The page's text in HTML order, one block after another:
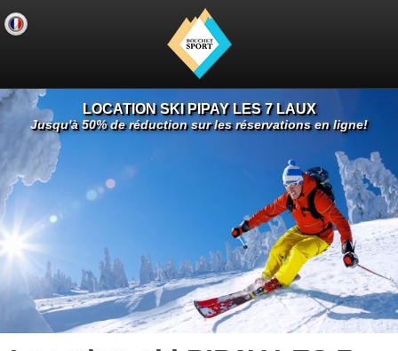
LOCATION SKI PIPAY LES 7 LAUX
Jusqu'à 50% de réduction sur les réservations en ligne!